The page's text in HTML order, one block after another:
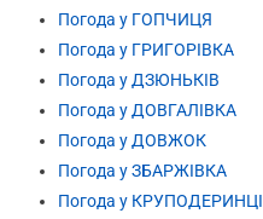
Погода у ГОПЧИЦЯ
Погода у ГРИГОРІВКА
Погода у ДЗЮНЬКІВ
Погода у ДОВГАЛІВКА
Погода у ДОВЖОК
Погода у ЗБАРЖІВКА
Погода у КРУПОДЕРИНЦІ